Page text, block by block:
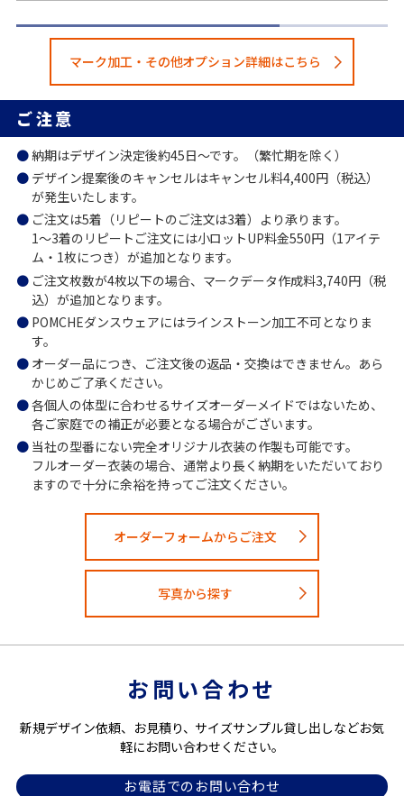
マーク加工・その他オプション詳細はこちら
ご注意
納期はデザイン決定後約45日～です。（繁忙期を除く）
デザイン提案後のキャンセルはキャンセル料4,400円（税込）
が発生いたします。
ご注文は5着（リピートのご注文は3着）より承ります。
1～3着のリピートご注文には小ロットUP料金550円（1アイテ
ム・1枚につき）が追加となります。
ご注文枚数が4枚以下の場合、マークデータ作成料3,740円（税
込）が追加となります。
POMCHEダンスウェアにはラインストーン加工不可となりま
す。
オーダー品につき、ご注文後の返品・交換はできません。あら
かじめご了承ください。
各個人の体型に合わせるサイズオーダーメイドではないため、
各ご家庭での補正が必要となる場合がございます。
当社の型番にない完全オリジナル衣装の作製も可能です。
フルオーダー衣装の場合、通常より長く納期をいただいており
ますので十分に余裕を持ってご注文ください。
オーダーフォームからご注文
写真から探す
お問い合わせ
新規デザイン依頼、お見積り、サイズサンプル貸し出しなどお気
軽にお問い合わせください。
お電話でのお問い合わせ